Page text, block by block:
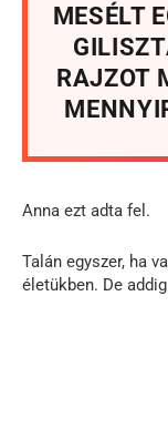
MESÉLT
RAJZOT
Anna ezt adta fel.
Talán egyszer, ha
életükben. De